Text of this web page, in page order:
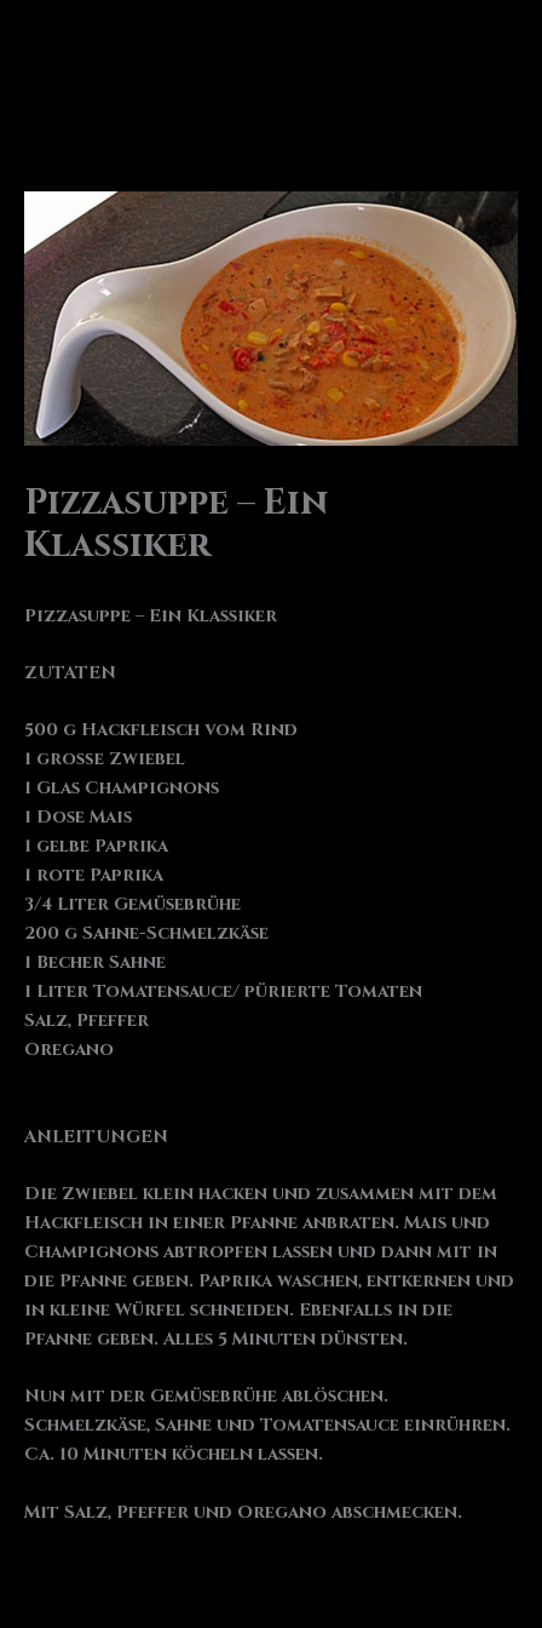
Pizzasuppe – Ein
Klassiker
Pizzasuppe – Ein Klassiker
ZUTATEN
500 g Hackfleisch vom Rind
1 große Zwiebel
1 Glas Champignons
1 Dose Mais
1 gelbe Paprika
1 rote Paprika
3/4 Liter Gemüsebrühe
200 g Sahne-Schmelzkäse
1 Becher Sahne
1 Liter Tomatensauce/ pürierte Tomaten
Salz, Pfeffer
Oregano
ANLEITUNGEN
Die Zwiebel klein hacken und zusammen mit dem
Hackfleisch in einer Pfanne anbraten. Mais und
Champignons abtropfen lassen und dann mit in
die Pfanne geben. Paprika waschen, entkernen und
in kleine Würfel schneiden. Ebenfalls in die
Pfanne geben. Alles 5 Minuten dünsten.
Nun mit der Gemüsebrühe ablöschen.
Schmelzkäse, Sahne und Tomatensauce einrühren.
Ca. 10 Minuten köcheln lassen.
Mit Salz, Pfeffer und Oregano abschmecken.